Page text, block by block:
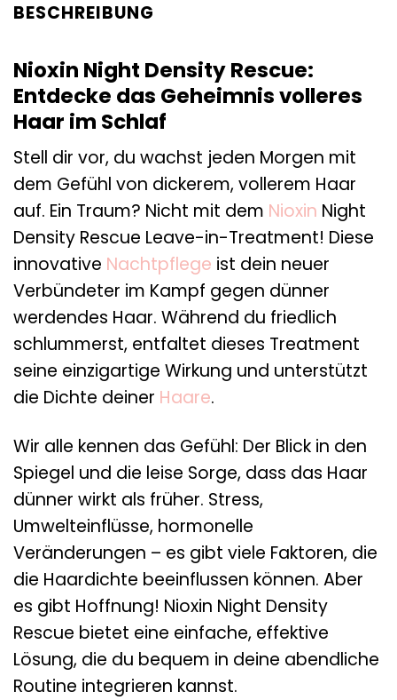
BESCHREIBUNG
Nioxin Night Density Rescue:
Entdecke das Geheimnis volleres
Haar im Schlaf
Stell dir vor, du wachst jeden Morgen mit
dem Gefühl von dickerem, vollerem Haar
auf. Ein Traum? Nicht mit dem Nioxin Night
Density Rescue Leave-in-Treatment! Diese
innovative Nachtpflege ist dein neuer
Verbündeter im Kampf gegen dünner
werdendes Haar. Während du friedlich
schlummerst, entfaltet dieses Treatment
seine einzigartige Wirkung und unterstützt
die Dichte deiner Haare.
Wir alle kennen das Gefühl: Der Blick in den
Spiegel und die leise Sorge, dass das Haar
dünner wirkt als früher. Stress,
Umwelteinflüsse, hormonelle
Veränderungen – es gibt viele Faktoren, die
die Haardichte beeinflussen können. Aber
es gibt Hoffnung! Nioxin Night Density
Rescue bietet eine einfache, effektive
Lösung, die du bequem in deine abendliche
Routine integrieren kannst.